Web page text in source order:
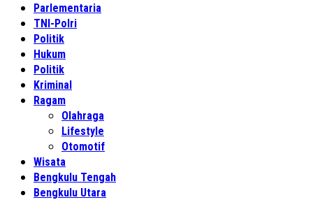
Parlementaria
TNI-Polri
Politik
Hukum
Politik
Kriminal
Ragam
Olahraga
Lifestyle
Otomotif
Wisata
Bengkulu Tengah
Bengkulu Utara